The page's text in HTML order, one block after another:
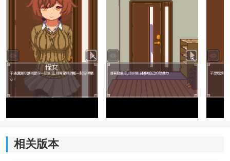
1.游戏画面采用了经典的像素风格为主，每个画面呈现都
能为你营造出独特的复古氛围感。
2.你将会利用第一人称视角去体验整个游戏，能很好的增
强你对角色的代入感。
3.给予了你极高的自由度去自由的发展剧情，收获专属于
你的故事结局。
相关版本